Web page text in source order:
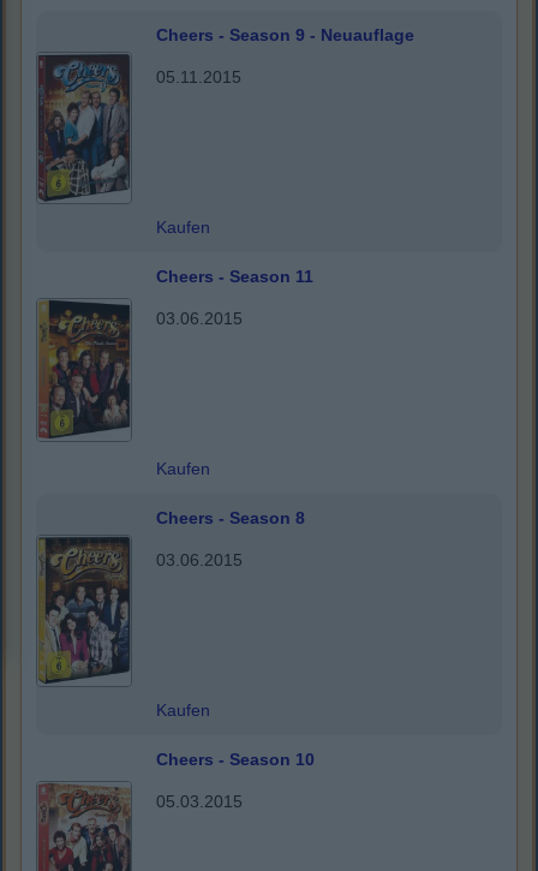
Cheers - Season 9 - Neuauflage
05.11.2015
Kaufen
Cheers - Season 11
03.06.2015
Kaufen
Cheers - Season 8
03.06.2015
Kaufen
Cheers - Season 10
05.03.2015